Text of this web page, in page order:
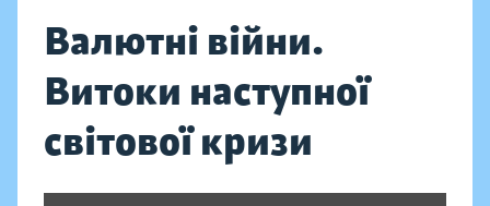
Валютні війни.
Витоки наступної
світової кризи